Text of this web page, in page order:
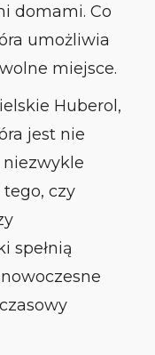
domami. Co
umożliwia
miejsce.
Huberol,
jest nie
niezwykle
czy
spełnią